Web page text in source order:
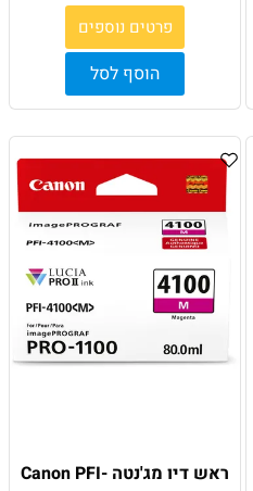
פרטים נוספים
הוסף לסל
ראש דיו מג'נטה Canon PFI-